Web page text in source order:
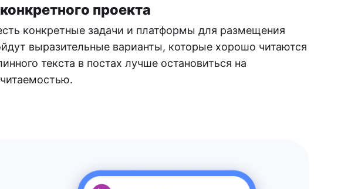
проекта
конкретные задачи и платформы для размещения
выразительные варианты, которые хорошо читаются
текста в постах лучше остановиться на